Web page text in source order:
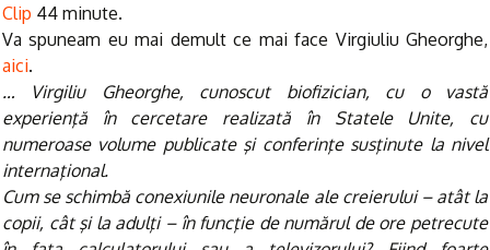
Clip 44 minute.
Va spuneam eu mai demult ce mai face Virgiuliu Gheorghe,
aici.
… Virgiliu Gheorghe, cunoscut biofizician, cu o vastă
experienţă în cercetare realizată în Statele Unite, cu
numeroase volume publicate şi conferinţe susţinute la nivel
internaţional.
Cum se schimbă conexiunile neuronale ale creierului – atât la
copii, cât şi la adulţi – în funcţie de numărul de ore petrecute